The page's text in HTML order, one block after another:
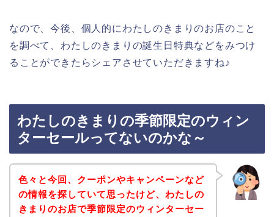
なので、今後、個人的にわたしのきまりのお店のこと
を調べて、わたしのきまりの誕生日特典などをみつけ
ることができたらシェアさせていただきますね♪
わたしのきまりの季節限定のウィン
ターセールってないのかな～
色々と今回、クーポンやキャンペーンなど
の情報を探していて思ったけど、わたしの
きまりのお店で季節限定のウィンターセー